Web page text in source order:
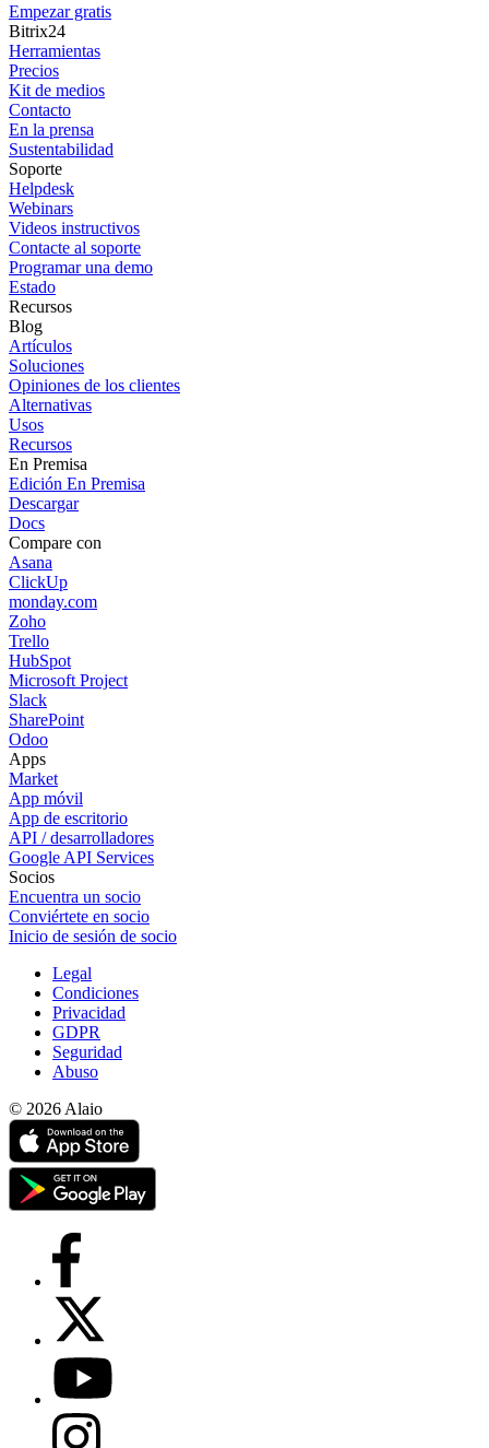
Empezar gratis
Bitrix24
Herramientas
Precios
Kit de medios
Contacto
En la prensa
Sustentabilidad
Soporte
Helpdesk
Webinars
Videos instructivos
Contacte al soporte
Programar una demo
Estado
Recursos
Blog
Artículos
Soluciones
Opiniones de los clientes
Alternativas
Usos
Recursos
En Premisa
Edición En Premisa
Descargar
Docs
Compare con
Asana
ClickUp
monday.com
Zoho
Trello
HubSpot
Microsoft Project
Slack
SharePoint
Odoo
Apps
Market
App móvil
App de escritorio
API / desarrolladores
Google API Services
Socios
Encuentra un socio
Conviértete en socio
Inicio de sesión de socio
Legal
Condiciones
Privacidad
GDPR
Seguridad
Abuso
© 2026 Alaio